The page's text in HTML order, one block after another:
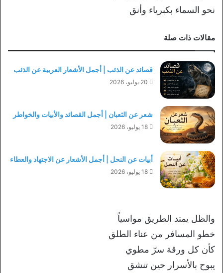
نحو السماء بكبرياء وأنق
مقالات ذات صلة
قصائد عن الذئب | أجمل الأشعار العربية عن الذئب
20 يوليو، 2026
شعر عن الثعبان | أجمل القصائد والأبيات والخواطر
18 يوليو، 2026
أبيات عن النحل | أجمل الأشعار عن الاجتهاد والعطاء
18 يوليو، 2026
والظل يمتد الطريق مواسياً
خطو المسافر من عناء الطلق
كأن كل ورقة سرّ مطوي
يبوح بالأسرار حين تنشق